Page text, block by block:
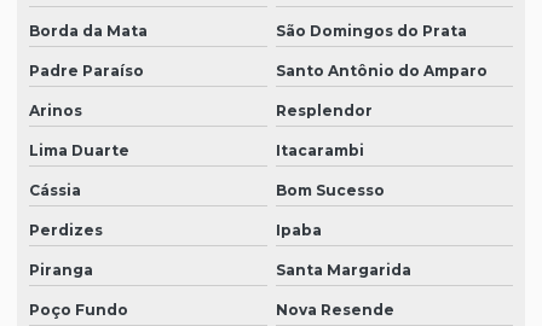
Borda da Mata São Domingos do Prata
Padre Paraíso Santo Antônio do Amparo
Arinos Resplendor
Lima Duarte Itacarambi
Cássia Bom Sucesso
Perdizes Ipaba
Piranga Santa Margarida
Poço Fundo Nova Resende